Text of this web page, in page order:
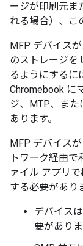
ージが印刷元ま
れる場合）、こ
MFP デバイス
のストレージを
るようにするに
Chromebook に
ジ、MTP、また
あります。
MFP デバイス
トワーク経由で
ァイル アプリ
する必要があり
デバイス
要がありま